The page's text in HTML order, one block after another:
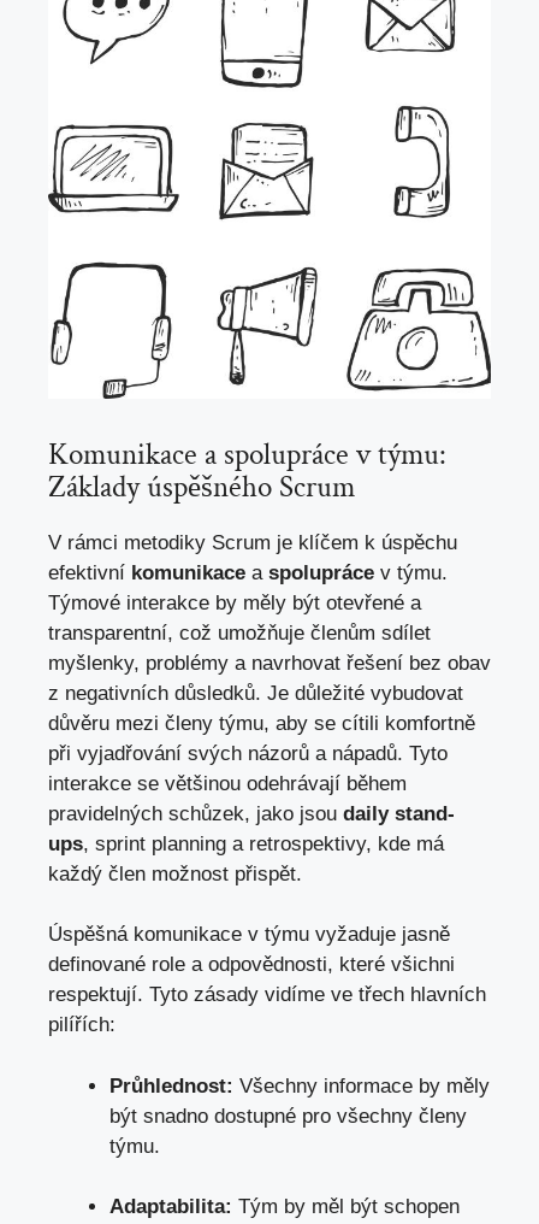
Komunikace a spolupráce v týmu:
Základy úspěšného Scrum
V rámci metodiky Scrum je klíčem k úspěchu
efektivní komunikace a spolupráce v týmu.
Týmové interakce by měly být otevřené a
transparentní, což umožňuje členům sdílet
myšlenky, problémy a navrhovat řešení bez obav
z negativních důsledků. Je důležité vybudovat
důvěru mezi členy týmu, aby se cítili komfortně
při vyjadřování svých názorů a nápadů. Tyto
interakce se většinou odehrávají během
pravidelných schůzek, jako jsou daily stand-
ups, sprint planning a retrospektivy, kde má
každý člen možnost přispět.
Úspěšná komunikace v týmu vyžaduje jasně
definované role a odpovědnosti, které všichni
respektují. Tyto zásady vidíme ve třech hlavních
pilířích:
Průhlednost: Všechny informace by měly
být snadno dostupné pro všechny členy
týmu.
Adaptabilita: Tým by měl být schopen